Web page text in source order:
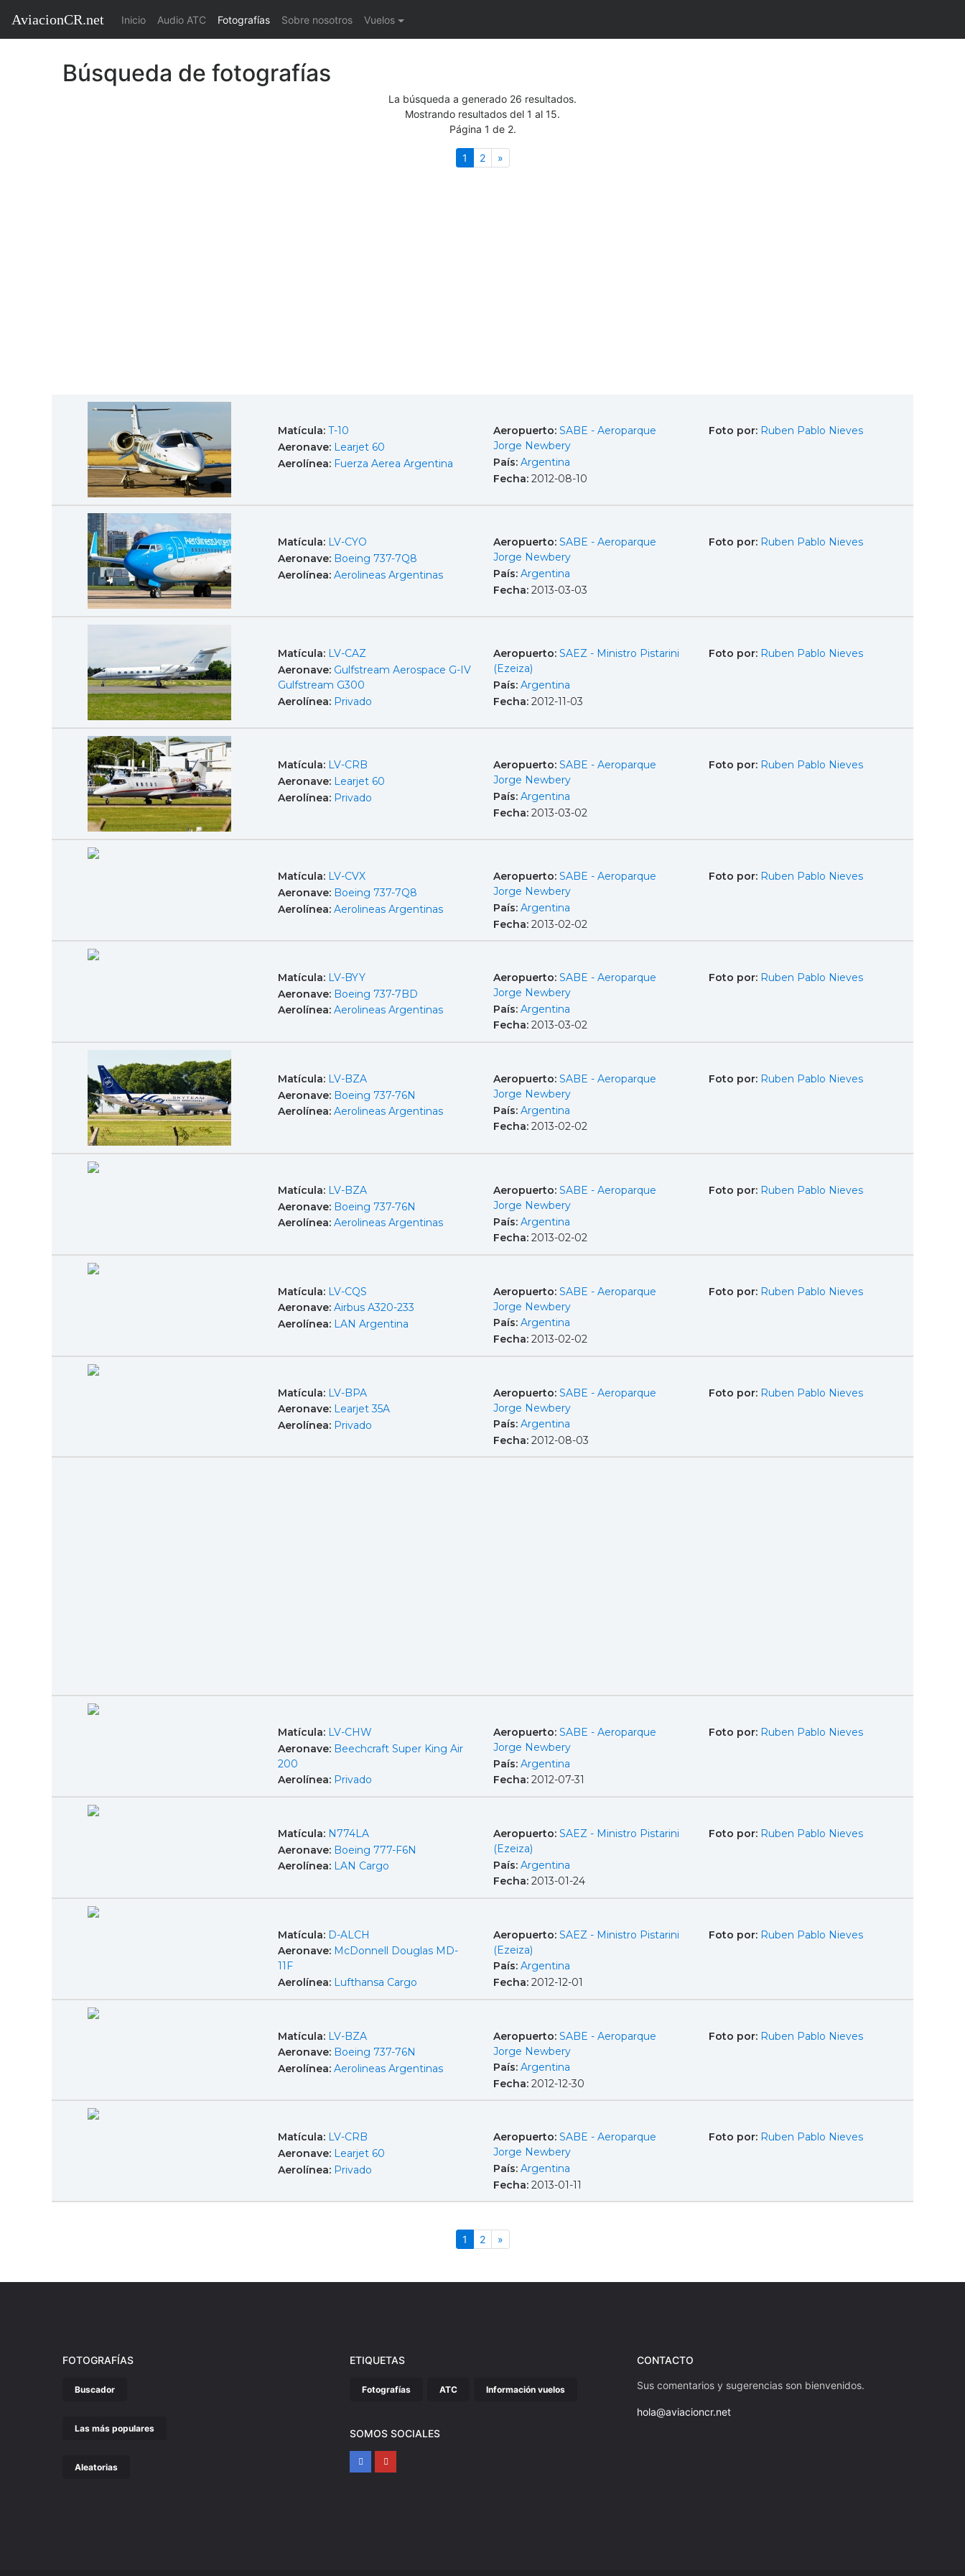
AviacionCR.net Inicio(current)
Audio ATC Fotografías Sobre nosotros Vuelos
Búsqueda de fotografías
La búsqueda a generado 26 resultados.
Mostrando resultados del 1 al 15.
Página 1 de 2.
1 (actual)
2 »Siguiente
Matícula: T-10
Aeronave: Learjet 60
Aerolínea: Fuerza Aerea Argentina
Aeropuerto: SABE - Aeroparque
Jorge Newbery
País: Argentina
Fecha: 2012-08-10
Foto por: Ruben Pablo Nieves
Matícula: LV-CYO
Aeronave: Boeing 737-7Q8
Aerolínea: Aerolineas Argentinas
Aeropuerto: SABE - Aeroparque
Jorge Newbery
País: Argentina
Fecha: 2013-03-03
Foto por: Ruben Pablo Nieves
Matícula: LV-CAZ
Aeronave: Gulfstream Aerospace G-IV
Gulfstream G300
Aerolínea: Privado
Aeropuerto: SAEZ - Ministro Pistarini
(Ezeiza)
País: Argentina
Fecha: 2012-11-03
Foto por: Ruben Pablo Nieves
Matícula: LV-CRB
Aeronave: Learjet 60
Aerolínea: Privado
Aeropuerto: SABE - Aeroparque
Jorge Newbery
País: Argentina
Fecha: 2013-03-02
Foto por: Ruben Pablo Nieves
Matícula: LV-CVX
Aeronave: Boeing 737-7Q8
Aerolínea: Aerolineas Argentinas
Aeropuerto: SABE - Aeroparque
Jorge Newbery
País: Argentina
Fecha: 2013-02-02
Foto por: Ruben Pablo Nieves
Matícula: LV-BYY
Aeronave: Boeing 737-7BD
Aerolínea: Aerolineas Argentinas
Aeropuerto: SABE - Aeroparque
Jorge Newbery
País: Argentina
Fecha: 2013-03-02
Foto por: Ruben Pablo Nieves
Matícula: LV-BZA
Aeronave: Boeing 737-76N
Aerolínea: Aerolineas Argentinas
Aeropuerto: SABE - Aeroparque
Jorge Newbery
País: Argentina
Fecha: 2013-02-02
Foto por: Ruben Pablo Nieves
Matícula: LV-BZA
Aeronave: Boeing 737-76N
Aerolínea: Aerolineas Argentinas
Aeropuerto: SABE - Aeroparque
Jorge Newbery
País: Argentina
Fecha: 2013-02-02
Foto por: Ruben Pablo Nieves
Matícula: LV-CQS
Aeronave: Airbus A320-233
Aerolínea: LAN Argentina
Aeropuerto: SABE - Aeroparque
Jorge Newbery
País: Argentina
Fecha: 2013-02-02
Foto por: Ruben Pablo Nieves
Matícula: LV-BPA
Aeronave: Learjet 35A
Aerolínea: Privado
Aeropuerto: SABE - Aeroparque
Jorge Newbery
País: Argentina
Fecha: 2012-08-03
Foto por: Ruben Pablo Nieves
Matícula: LV-CHW
Aeronave: Beechcraft Super King Air
200
Aerolínea: Privado
Aeropuerto: SABE - Aeroparque
Jorge Newbery
País: Argentina
Fecha: 2012-07-31
Foto por: Ruben Pablo Nieves
Matícula: N774LA
Aeronave: Boeing 777-F6N
Aerolínea: LAN Cargo
Aeropuerto: SAEZ - Ministro Pistarini
(Ezeiza)
País: Argentina
Fecha: 2013-01-24
Foto por: Ruben Pablo Nieves
Matícula: D-ALCH
Aeronave: McDonnell Douglas MD-
11F
Aerolínea: Lufthansa Cargo
Aeropuerto: SAEZ - Ministro Pistarini
(Ezeiza)
País: Argentina
Fecha: 2012-12-01
Foto por: Ruben Pablo Nieves
Matícula: LV-BZA
Aeronave: Boeing 737-76N
Aerolínea: Aerolineas Argentinas
Aeropuerto: SABE - Aeroparque
Jorge Newbery
País: Argentina
Fecha: 2012-12-30
Foto por: Ruben Pablo Nieves
Matícula: LV-CRB
Aeronave: Learjet 60
Aerolínea: Privado
Aeropuerto: SABE - Aeroparque
Jorge Newbery
País: Argentina
Fecha: 2013-01-11
Foto por: Ruben Pablo Nieves
1 (actual)
2 »Siguiente
FOTOGRAFÍAS
Buscador
Las más populares
Aleatorias
ETIQUETAS
Fotografías ATC Información vuelos
SOMOS SOCIALES
CONTACTO
Sus comentarios y sugerencias son bienvenidos.
hola@aviacioncr.net